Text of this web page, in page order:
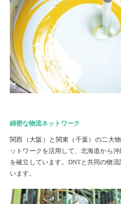
綿密な物流ネットワーク
関西（大阪）と関東（千葉）の二大
ットワークを活用して、北海道から
を確立しています。DNTと共同の物
います。